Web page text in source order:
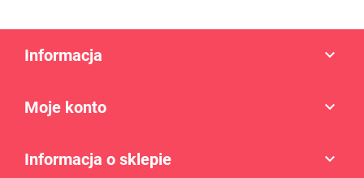
Informacja 
Moje konto 
Informacja o sklepie 